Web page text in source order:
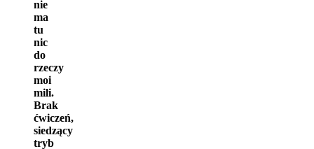
nie
ma
tu
nic
do
rzeczy
moi
mili.
Brak
ćwiczeń,
siedzący
tryb